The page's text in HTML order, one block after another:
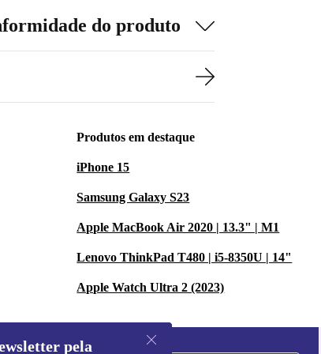
do produto
Produtos em destaque
iPhone 15
Samsung Galaxy S23
Apple MacBook Air 2020 | 13.3" | M1
Lenovo ThinkPad T480 | i5-8350U | 14"
Apple Watch Ultra 2 (2023)
pela